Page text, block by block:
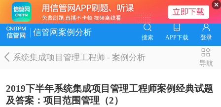
信管网案例分析
搜索 APP下载 登录
系统集成项目管理工程师- 案例分析
导航
2019下半年系统集成项目管理工程师案例经典试题
及答案：项目范围管理（2）